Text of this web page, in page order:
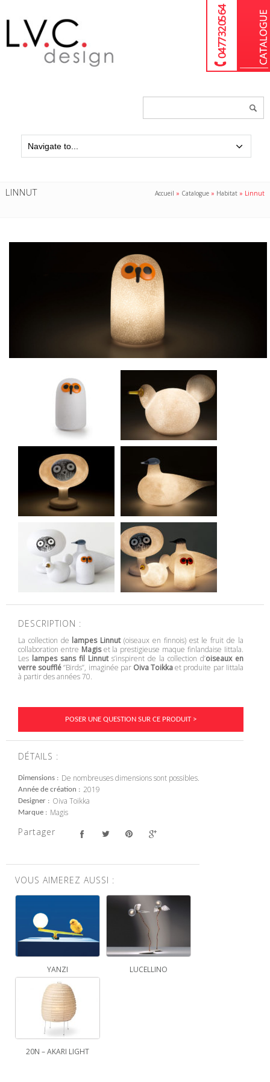
04 77 32 05 64
LINNUT Accueil » Catalogue » Habitat » Linnut
DESCRIPTION :
La collection de lampes Linnut(oiseaux en finnois) est le fruit de la
collaboration entre Magiset la prestigieuse maque finlandaise Iittala.
Les lampes sans fil Linnuts’inspirent de la collection d’oiseaux en
verre soufflé‘’Birds’’, imaginée par Oiva Toikkaet produite par Iittala
à partir des années 70.
POSER UNE QUESTION SUR CE PRODUIT >
DÉTAILS :
Dimensions De nombreuses dimensions sont possibles.
Année de création 2019
Designer Oiva Toikka
Marque Magis
Partager
VOUS AIMEREZ AUSSI :
YANZI LUCELLINO
20N – AKARI LIGHT